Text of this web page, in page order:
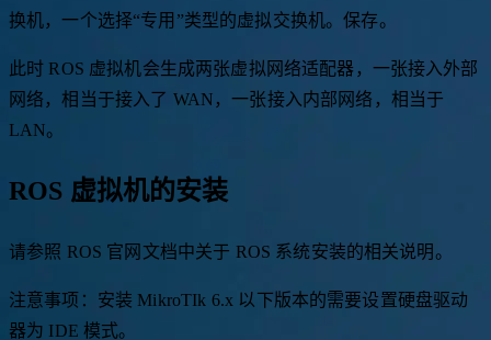
换机，一个选择“专用”类型的虚拟交换机。保存。
此时 ROS 虚拟机会生成两张虚拟网络适配器，一张接入外部
网络，相当于接入了 WAN，一张接入内部网络，相当于
LAN。
ROS 虚拟机的安装
请参照 ROS 官网文档中关于 ROS 系统安装的相关说明。
注意事项：安装 MikroTIk 6.x 以下版本的需要设置硬盘驱动
器为 IDE 模式。